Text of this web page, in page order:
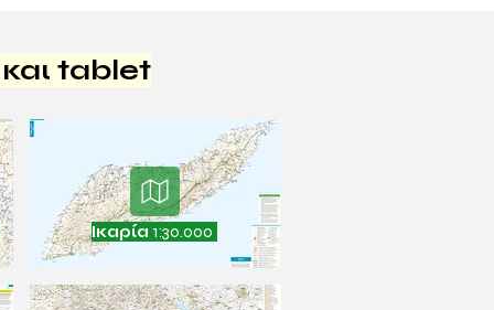
και tablet
Ικαρία 1:30.000